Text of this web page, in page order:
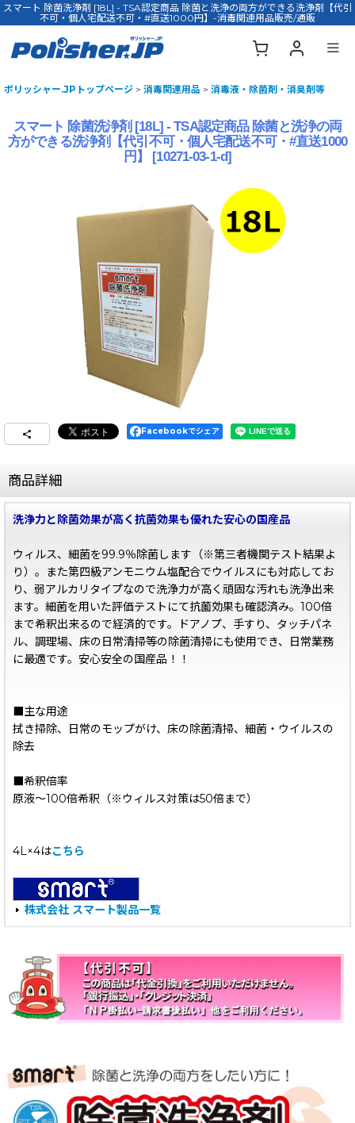
スマート 除菌洗浄剤 [18L] - TSA認定商品 除菌と洗浄の両方ができる洗浄剤【代引
不可・個人宅配送不可・#直送1000円】-消毒関連用品販売/通販
ポリッシャー.JPトップページ > 消毒関連用品 > 消毒液・除菌剤・消臭剤等
スマート 除菌洗浄剤 [18L] - TSA認定商品 除菌と洗浄の両
方ができる洗浄剤【代引不可・個人宅配送不可・#直送1000
円】
[10271-03-1-d]
Facebookでシェア
商品詳細
洗浄力と除菌効果が高く抗菌効果も優れた安心の国産品
ウィルス、細菌を99.9％除菌します（※第三者機関テスト結果よ
り）。また第四級アンモニウム塩配合でウイルスにも対応してお
り、弱アルカリタイプなので洗浄力が高く頑固な汚れも洗浄出来
ます。細菌を用いた評価テストにて抗薗効果も確認済み。100倍
まで希釈出来るので経済的です。ドアノプ、手すり、タッチパネ
ル、調理場、床の日常清掃等の除菌清掃にも使用でき、日常業務
に最適です。安心安全の国産品！！
■主な用途
拭き掃除、日常のモップがけ、床の除菌清掃、細菌・ウイルスの
除去
■希釈倍率
原液〜100倍希釈（※ウィルス対策は50倍まで）
4L×4はこちら
株式会社 スマート製品一覧